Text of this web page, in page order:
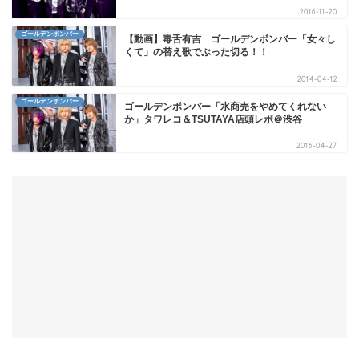
2016-11-20
ゴールデンボンバー
【動画】毒舌有吉 ゴールデンボンバー「女々し
くて」の替え歌でぶった切る！！
2014-04-12
ゴールデンボンバー
ゴールデンボンバー「水商売をやめてくれない
か」タワレコ＆TSUTAYA店頭レポ＠渋谷
2016-04-27